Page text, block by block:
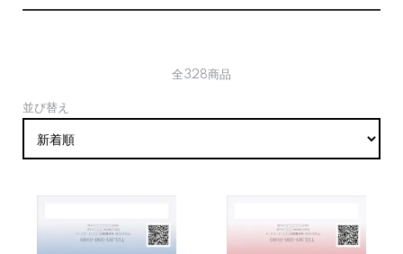
全328商品
並び替え